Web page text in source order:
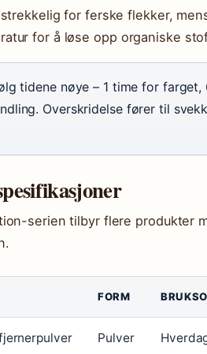
for ferske flekker,
for å løse opp organiske
tidene nøye – 1 time for
Overskridelse fører til
serien tilbyr flere produkter
FORM
Pulver